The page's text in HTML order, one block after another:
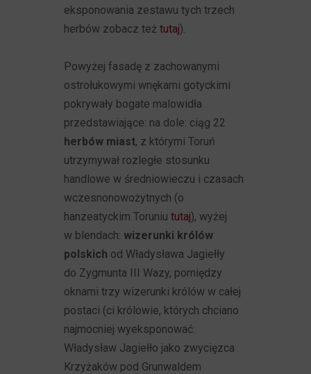
eksponowania zestawu tych trzech
herbów zobacz teżtutaj).
Powyżej fasadę z zachowanymi
ostrołukowymi wnękami gotyckimi
pokrywały bogate malowidła
przedstawiające: na dole: ciąg 22
herbów miast, z którymi Toruń
utrzymywał rozległe stosunku
handlowe w średniowieczu i czasach
wczesnonowożytnych (o
hanzeatyckim Toruniututaj), wyżej
w blendach: wizerunki królów
polskich od Władysława Jagiełły
do Zygmunta III Wazy, pomiędzy
oknami trzy wizerunki królów w całej
postaci (ci królowie, których chciano
najmocniej wyeksponować:
Władysław Jagiełło jako zwycięzca
Krzyżaków pod Grunwaldem